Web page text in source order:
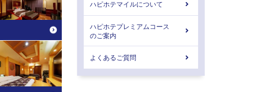
ハピホテマイルについて
ハピホテプレミアムコース
のご案内
よくあるご質問